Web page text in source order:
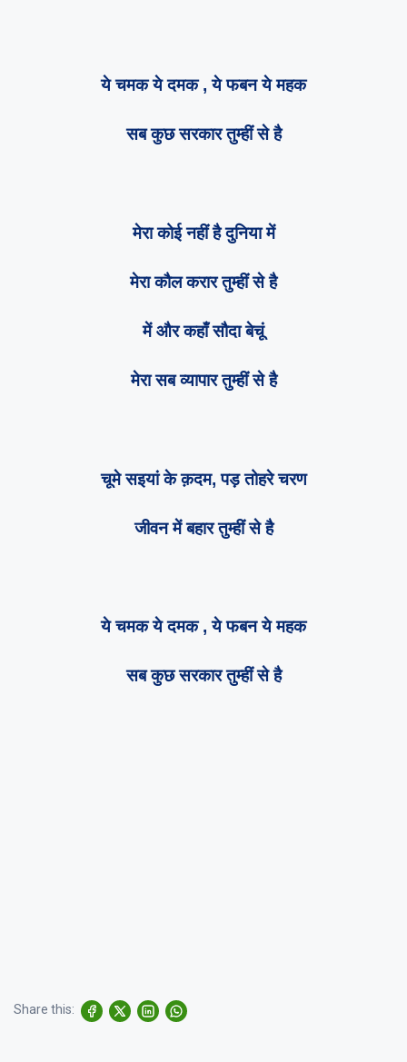
ये चमक ये दमक , ये फबन ये महक
सब कुछ सरकार तुम्हीं से है
मेरा कोई नहीं है दुनिया में
मेरा कौल करार तुम्हीं से है
में और कहाँ सौदा बेचूं
मेरा सब व्यापार तुम्हीं से है
चूमे सइयां के क़दम, पड़ तोहरे चरण
जीवन में बहार तुम्हीं से है
ये चमक ये दमक , ये फबन ये महक
सब कुछ सरकार तुम्हीं से है
Share this: